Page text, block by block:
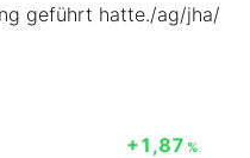
geführt hatte./ag/jha/
+1,87 %